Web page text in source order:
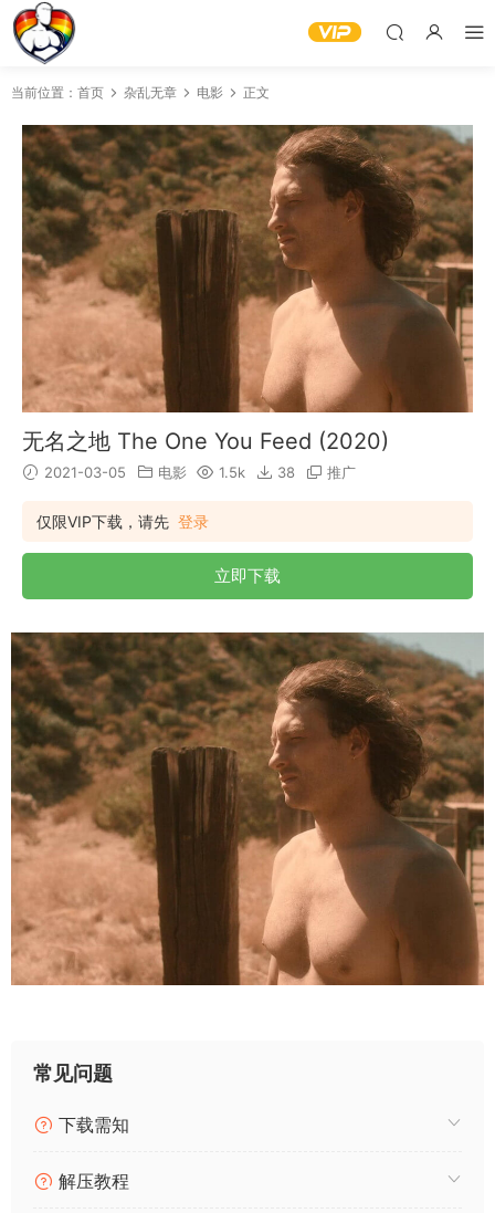
当前位置： 首页 杂乱无章 电影 正文
无名之地 The One You Feed (2020)
2021-03-05 电影 1.5k 38 推广
仅限VIP下载，请先 登录
立即下载
常见问题
下载需知
解压教程